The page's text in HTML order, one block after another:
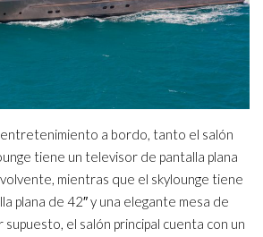
a bordo, tanto el salón
tiene un televisor de pantalla plana
mientras que el skylounge tiene
plana de 42″ y una elegante mesa de
supuesto, el salón principal cuenta con un